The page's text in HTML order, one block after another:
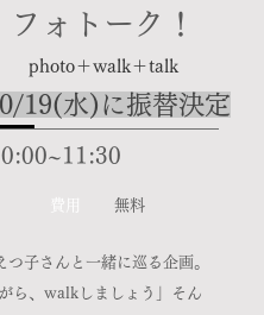
フォトーク！
photo＋walk＋talk
19(水)に振替決定
無料
子さんと一緒に巡る企画。
ら、walkしましょう」そん